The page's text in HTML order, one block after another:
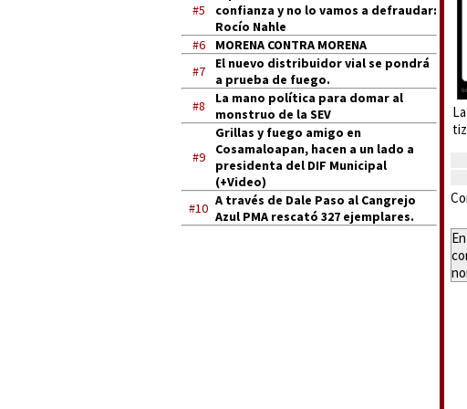
#5
confianza y no lo vamos a defraudar:
Rocío Nahle
#6
MORENA CONTRA MORENA
#7
El nuevo distribuidor vial se pondrá
a prueba de fuego.
#8
La mano política para domar al
monstruo de la SEV
#9
Grillas y fuego amigo en
Cosamaloapan, hacen a un lado a
presidenta del DIF Municipal
(+Video)
#10 A través de Dale Paso al Cangrejo
Azul PMA rescató 327 ejemplares.